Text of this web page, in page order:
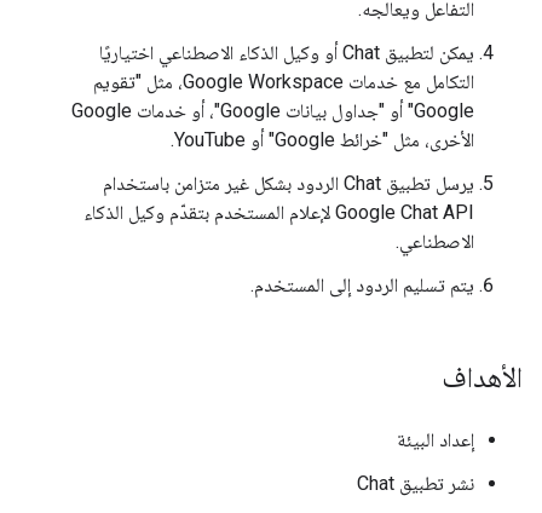
التفاعل ويعالجه.
يمكن لتطبيق Chat أو وكيل الذكاء الاصطناعي اختياريًا
التكامل مع خدمات Google Workspace، مثل "تقويم
Google" أو "جداول بيانات Google"، أو خدمات Google
الأخرى، مثل "خرائط Google" أو YouTube.
يرسل تطبيق Chat الردود بشكل غير متزامن باستخدام
Google Chat API لإعلام المستخدم بتقدّم وكيل الذكاء
الاصطناعي.
يتم تسليم الردود إلى المستخدم.
الأهداف
إعداد البيئة
نشر تطبيق Chat